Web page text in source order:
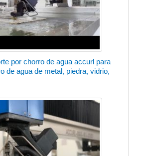
por chorro de agua accurl para
de agua de metal, piedra, vidrio,